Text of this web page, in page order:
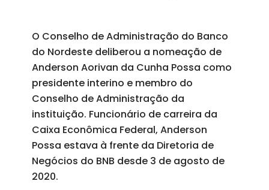
O Conselho de Administração do Banco
do Nordeste deliberou a nomeação de
Anderson Aorivan da Cunha Possa como
presidente interino e membro do
Conselho de Administração da
instituição. Funcionário de carreira da
Caixa Econômica Federal, Anderson
Possa estava à frente da Diretoria de
Negócios do BNB desde 3 de agosto de
2020.